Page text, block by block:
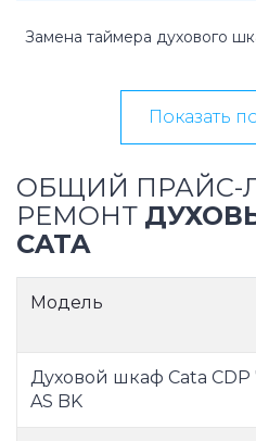
Замена таймера духового
Показать
ОБЩИЙ ПРАЙС-
РЕМОНТ
CATA
Модель
Духовой шкаф Cata CDP
AS BK